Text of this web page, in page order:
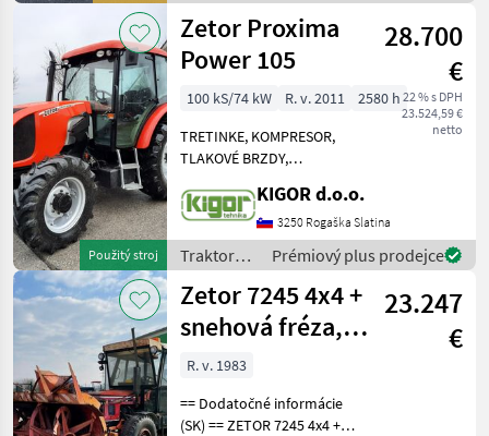
Použitý stroj
Zetor Proxima
Power 105
28.700
€
22 % s DPH
23.524,59 €
netto
100 kS/74 kW R. v. 2011
2580 h
TRETINKE, KOMPRESOR,
TLAKOVÉ BRZDY,
KM/H, MECHANICKÁ
HYDRAULIKA Traktory
Tradičný traktor
KIGOR d.o.o.
3250 Rogaška Slatina
Traktory /
Zetor
Prémiový plus prodejce
Zetor 7245 4x4 +
snehová fréza,
manuál VIN 924 -
možno
23.247
€
R. v. 1983
== Dodatočné informácie
(SK) == ZETOR 7245 4x4 +